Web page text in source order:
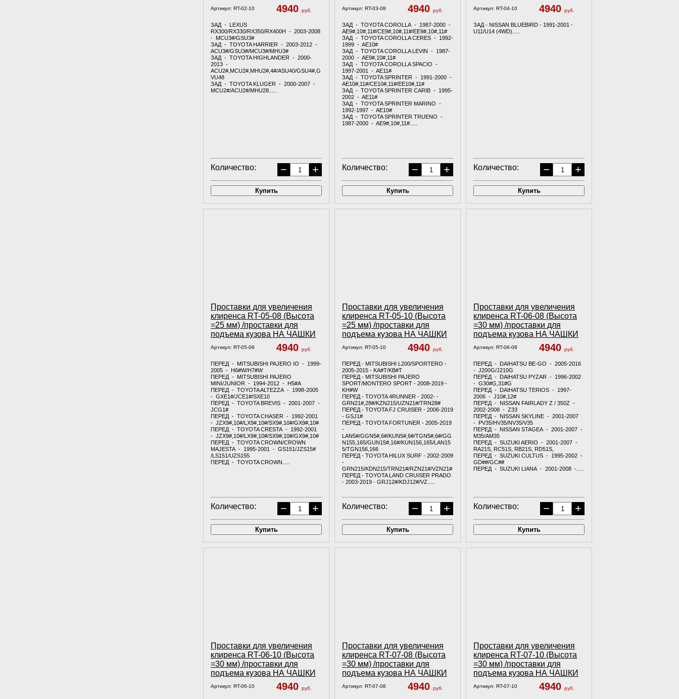
Артикул: RT-02-10 4940 руб.
ЗАД - LEXUS
RX300/RX330/RX350/RX400H - 2003-2008
- MCU3#/GSU3#
ЗАД - TOYOTA HARRIER - 2003-2012 -
ACU3#/GSU3#/MCU3#/MHU3#
ЗАД - TOYOTA HIGHLANDER - 2000-
2013 -
ACU2#,MCU2#,MHU2#,4#/ASU40/GSU4#,G
VU48
ЗАД - TOYOTA KLUGER - 2000-2007 -
MCU2#/ACU2#/MHU28.....
Количество: − +
Купить
Артикул: RT-03-08 4940 руб.
ЗАД - TOYOTA COROLLA - 1987-2000 -
AE9#,10#,11#/CE9#,10#,11#/EE9#,10#,11#
ЗАД - TOYOTA COROLLA CERES - 1992-
1999 - AE10#
ЗАД - TOYOTA COROLLA LEVIN - 1987-
2000 - AE9#,10#,11#
ЗАД - TOYOTA COROLLA SPACIO -
1997-2001 - AE11#
ЗАД - TOYOTA SPRINTER - 1991-2000 -
AE10#,11#/CE10#,11#/EE10#,11#
ЗАД - TOYOTA SPRINTER CARIB - 1995-
2002 - AE11#
ЗАД - TOYOTA SPRINTER MARINO -
1992-1997 - AE10#
ЗАД - TOYOTA SPRINTER TRUENO -
1987-2000 - AE9#,10#,11#.....
Количество: − +
Купить
Артикул: RT-04-10 4940 руб.
ЗАД - NISSAN BLUEBIRD - 1991-2001 -
U11/U14 (4WD).....
Количество: − +
Купить
Проставки для увеличения
клиренса RT-05-08 (Высота
=25 мм) /проставки для
подъема кузова НА ЧАШКИ
Артикул: RT-05-08 4940 руб.
ПЕРЕД - MITSUBISHI PAJERO IO - 1999-
2005 - H6#W/H7#W
ПЕРЕД - MITSUBISHI PAJERO
MINI/JUNIOR - 1994-2012 - H5#A
ПЕРЕД - TOYOTA ALTEZZA - 1998-2005
- GXE1#/JCE1#/SXE10
ПЕРЕД - TOYOTA BREVIS - 2001-2007 -
JCG1#
ПЕРЕД - TOYOTA CHASER - 1992-2001
- JZX9#,10#/LX9#,10#/SX9#,10#/GX9#,10#
ПЕРЕД - TOYOTA CRESTA - 1992-2001
- JZX9#,10#/LX9#,10#/SX9#,10#/GX9#,10#
ПЕРЕД - TOYOTA CROWN/CROWN
MAJESTA - 1995-2001 - GS151/JZS15#
/LS151/UZS155
ПЕРЕД - TOYOTA CROWN.....
Количество: − +
Купить
Проставки для увеличения
клиренса RT-05-10 (Высота
=25 мм) /проставки для
подъема кузова НА ЧАШКИ
Артикул: RT-05-10 4940 руб.
ПЕРЕД - MITSUBISHI L200/SPORTERO -
2005-2015 - KA#T/KB#T
ПЕРЕД - MITSUBISHI PAJERO
SPORT/MONTERO SPORT - 2008-2019 -
KH#W
ПЕРЕД - TOYOTA 4RUNNER - 2002- -
GRN21#,28#/KZN215/UZN21#/TRN28#
ПЕРЕД - TOYOTA FJ CRUISER - 2006-2019
- GSJ1#
ПЕРЕД - TOYOTA FORTUNER - 2005-2019
-
LAN5#/GGN5#,6#/KUN5#,6#/TGN5#,6#/GG
N155,165/GUN15#,16#/KUN156,165/LAN15
5/TGN156,166
ПЕРЕД - TOYOTA HILUX SURF - 2002-2009
-
GRN215/KDN215/TRN21#/RZN21#/VZN21#
ПЕРЕД - TOYOTA LAND CRUISER PRADO
- 2003-2019 - GRJ12#/KDJ12#/VZ.....
Количество: − +
Купить
Проставки для увеличения
клиренса RT-06-08 (Высота
=30 мм) /проставки для
подъема кузова НА ЧАШКИ
Артикул: RT-06-08 4940 руб.
ПЕРЕД - DAIHATSU BE-GO - 2005-2016
- J200G/J210G
ПЕРЕД - DAIHATSU PYZAR - 1996-2002
- G30#G,31#G
ПЕРЕД - DAIHATSU TERIOS - 1997-
2006 - J10#,12#
ПЕРЕД - NISSAN FAIRLADY Z / 350Z -
2002-2008 - Z33
ПЕРЕД - NISSAN SKYLINE - 2001-2007
- PV35/HV35/NV35/V35
ПЕРЕД - NISSAN STAGEA - 2001-2007 -
M35/AM35
ПЕРЕД - SUZUKI AERIO - 2001-2007 -
RA21S, RC51S, RB21S, RD51S,
ПЕРЕД - SUZUKI CULTUS - 1995-2002 -
GD##/GC##
ПЕРЕД - SUZUKI LIANA - 2001-2008 -.....
Количество: − +
Купить
Проставки для увеличения
клиренса RT-06-10 (Высота
=30 мм) /проставки для
подъема кузова НА ЧАШКИ
Артикул: RT-06-10 4940 руб.
Проставки для увеличения
клиренса RT-07-08 (Высота
=30 мм) /проставки для
подъема кузова НА ЧАШКИ
Артикул: RT-07-08 4940 руб.
Проставки для увеличения
клиренса RT-07-10 (Высота
=30 мм) /проставки для
подъема кузова НА ЧАШКИ
Артикул: RT-07-10 4940 руб.